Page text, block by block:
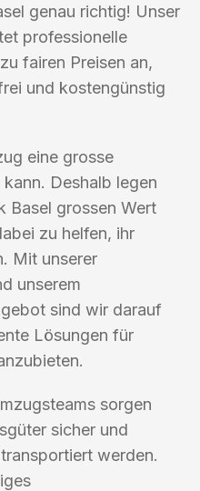
genau richtig! Unser
professionelle
fairen Preisen an,
und kostengünstig
eine grosse
Deshalb legen
Basel grossen Wert
zu helfen, ihr
Mit unserer
unserem
sind wir darauf
Lösungen für
sorgen
sicher und
werden.